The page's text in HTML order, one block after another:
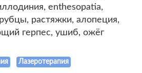
enthesopatia,
растяжки, алопеция,
герпес, ушиб, ожёг
Лазеротерапия